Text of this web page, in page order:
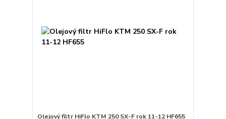
Olejový filtr HiFlo KTM 250 SX-F rok 11-12 HF655